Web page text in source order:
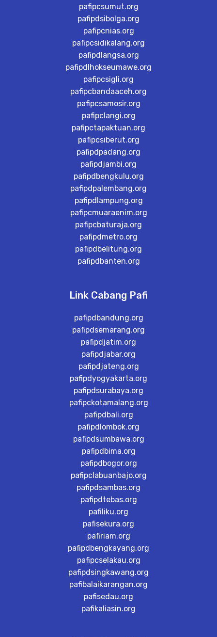
pafipcsumut.org
pafipdsibolga.org
pafipcnias.org
pafipcsidikalang.org
pafipdlangsa.org
pafipdlhokseumawe.org
pafipcsigli.org
pafipcbandaaceh.org
pafipcsamosir.org
pafipclangi.org
pafipctapaktuan.org
pafipcsiberut.org
pafipdpadang.org
pafipdjambi.org
pafipdbengkulu.org
pafipdpalembang.org
pafipdlampung.org
pafipcmuaraenim.org
pafipcbaturaja.org
pafipdmetro.org
pafipdbelitung.org
pafipdbanten.org
Link Cabang Pafi
pafipdbandung.org
pafipdsemarang.org
pafipdjatim.org
pafipdjabar.org
pafipdjateng.org
pafipdyogyakarta.org
pafipdsurabaya.org
pafipckotamalang.org
pafipdbali.org
pafipdlombok.org
pafipdsumbawa.org
pafipdbima.org
pafipdbogor.org
pafipclabuanbajo.org
pafipdsambas.org
pafipdtebas.org
pafiliku.org
pafisekura.org
pafiriam.org
pafipdbengkayang.org
pafipcselakau.org
pafipdsingkawang.org
pafibalaikarangan.org
pafisedau.org
pafikaliasin.org